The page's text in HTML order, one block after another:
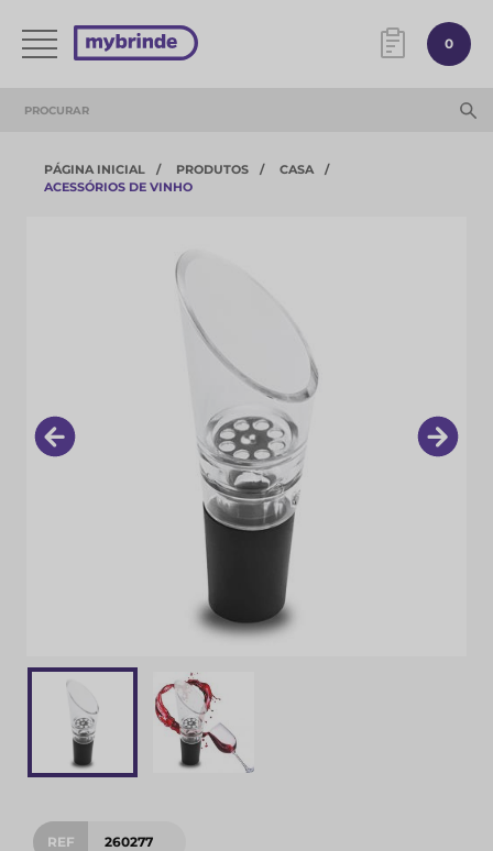
0
PÁGINA INICIAL PRODUTOS
CASA
ACESSÓRIOS DE VINHO
REF 260277